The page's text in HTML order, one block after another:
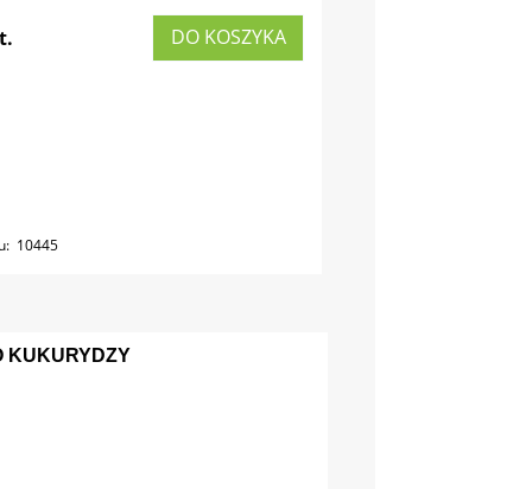
DO KOSZYKA
10445
KUKURYDZY